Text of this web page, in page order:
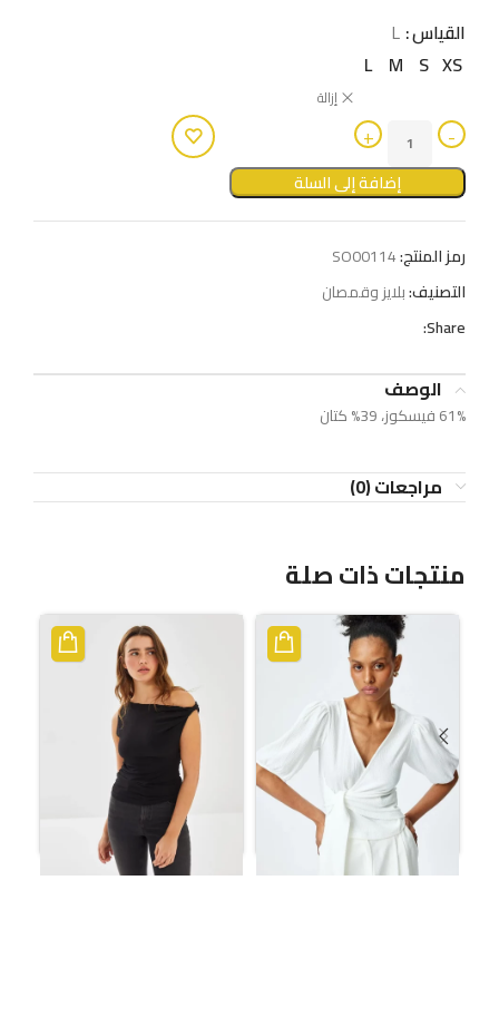
القياس L
XS
S
M
L
إزالة
إضافة إلى السلة
رمز المنتج:SO00114
التصنيف:بلايز وقمصان
Share:
الوصف
61% فيسكوز، 39% كتان
مراجعات (0)
منتجات ذات صلة